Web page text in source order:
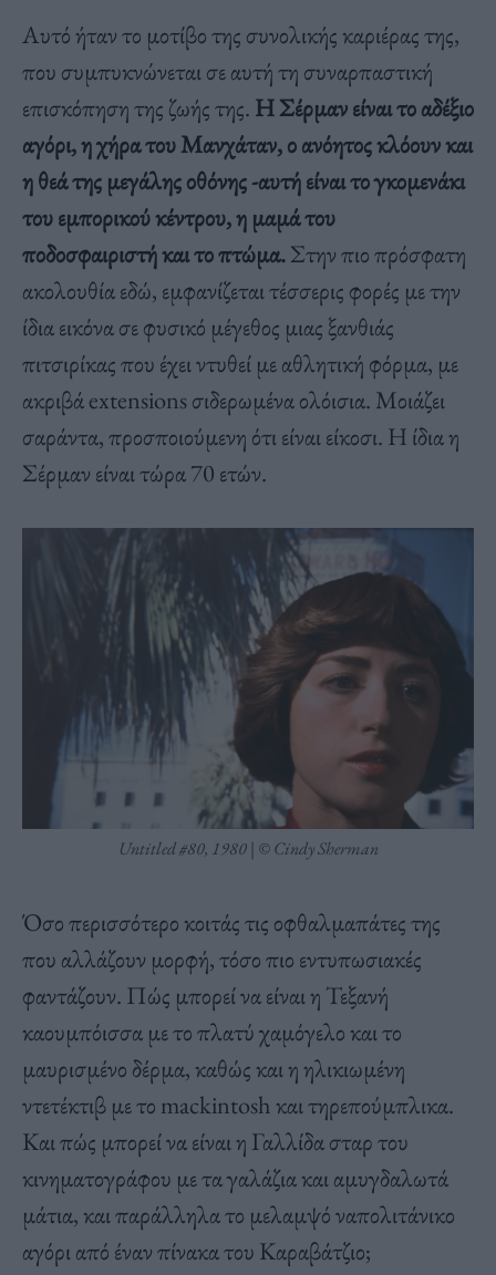
Αυτό ήταν το μοτίβο της συνολικής καριέρας της,
που συμπυκνώνεται σε αυτή τη συναρπαστική
επισκόπηση της ζωής της. Η Σέρμαν είναι το αδέξιο
αγόρι, η χήρα του Μανχάταν, ο ανόητος κλόουν και
η θεά της μεγάλης οθόνης -αυτή είναι το γκομενάκι
του εμπορικού κέντρου, η μαμά του
ποδοσφαιριστή και το πτώμα.Στην πιο πρόσφατη
ακολουθία εδώ, εμφανίζεται τέσσερις φορές με την
ίδια εικόνα σε φυσικό μέγεθος μιας ξανθιάς
πιτσιρίκας που έχει ντυθεί με αθλητική φόρμα, με
ακριβά extensions σιδερωμένα ολόισια. Μοιάζει
σαράντα, προσποιούμενη ότι είναι είκοσι. Η ίδια η
Σέρμαν είναι τώρα 70 ετών.
Untitled #80, 1980 | © Cindy Sherman
Όσο περισσότερο κοιτάς τις οφθαλμαπάτες της
που αλλάζουν μορφή, τόσο πιο εντυπωσιακές
φαντάζουν. Πώς μπορεί να είναι η Τεξανή
καουμπόισσα με το πλατύ χαμόγελο και το
μαυρισμένο δέρμα, καθώς και η ηλικιωμένη
ντετέκτιβ με το mackintosh και τηρεπούμπλικα.
Και πώς μπορεί να είναι η Γαλλίδα σταρ του
κινηματογράφου με τα γαλάζια και αμυγδαλωτά
μάτια, και παράλληλα το μελαμψό ναπολιτάνικο
αγόρι από έναν πίνακα του Καραβάτζιο;